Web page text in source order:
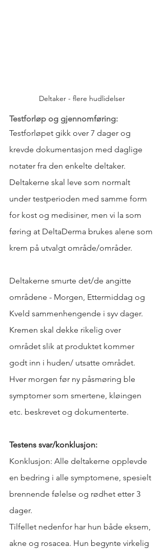
Deltaker - flere hudlidelser
Testforløp og gjennomføring:
Testforløpet gikk over 7 dager og
krevde dokumentasjon med daglige
notater fra den enkelte deltaker.
Deltakerne skal leve som normalt
under testperioden med samme form
for kost og medisiner, men vi la som
føring at DeltaDerma brukes alene som
krem på utvalgt område/områder.
Deltakerne smurte det/de angitte
områdene - Morgen, Ettermiddag og
Kveld sammenhengende i syv dager.
Kremen skal dekke rikelig over
området slik at produktet kommer
godt inn i huden/ utsatte området.
Hver morgen før ny påsmøring ble
symptomer som smertene, kløingen
etc. beskrevet og dokumenterte.
Testens svar/konklusjon:
Konklusjon: Alle deltakerne opplevde
en bedring i alle symptomene, spesielt
brennende følelse og rødhet etter 3
dager.
Tilfellet nedenfor har hun både eksem,
akne og rosacea. Hun begynte virkelig